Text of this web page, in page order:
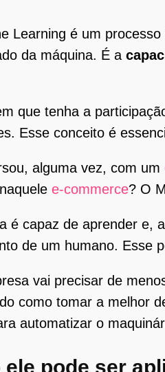
Learning é um
da máquina. É a
que tenha a
Esse conceito é
alguma vez, com um
e-commerce? O
é capaz de aprender e,
de um humano. Esse
vai precisar de
como tomar a melhor
automatizar o
ele pode ser